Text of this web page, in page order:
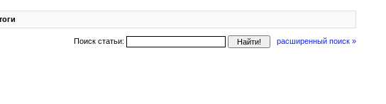
Поиск статьи: расширенный поиск »